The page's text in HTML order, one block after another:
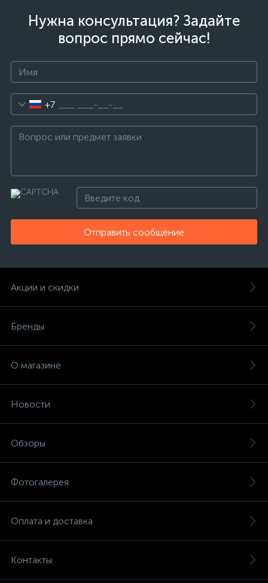
Нужна консультация? Задайте
вопрос прямо сейчас!
+7
Отправить сообщение
Акции и скидки
Бренды
О магазине
Новости
Обзоры
Фотогалерея
Оплата и доставка
Контакты